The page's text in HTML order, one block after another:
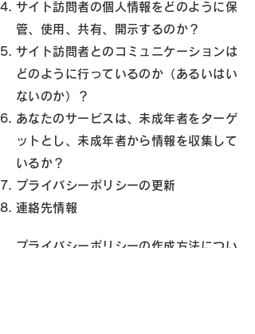
サイト訪問者の個人情報をどのように保
管、使用、共有、開示するのか？
サイト訪問者とのコミュニケーションは
どのように行っているのか（あるいはい
ないのか）？
あなたのサービスは、未成年者をターゲ
ットとし、未成年者から情報を収集して
いるか？
プライバシーポリシーの更新
連絡先情報
プライバシーポリシーの作成方法につい